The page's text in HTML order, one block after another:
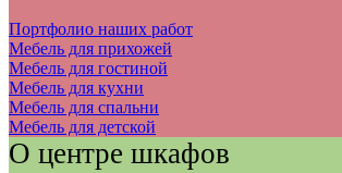
Портфолио наших работ
Мебель для прихожей
Мебель для гостиной
Мебель для кухни
Мебель для спальни
Мебель для детской
О центре шкафов